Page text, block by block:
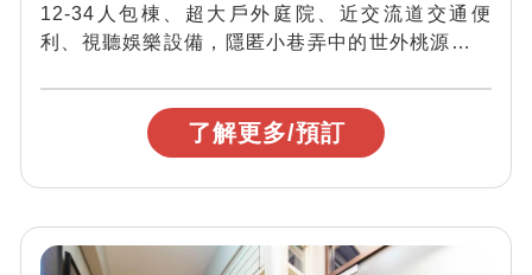
12-34人包棟、超大戶外庭院、近交流道交通便
利、視聽娛樂設備，隱匿小巷弄中的世外桃源，遠
了解更多/預訂